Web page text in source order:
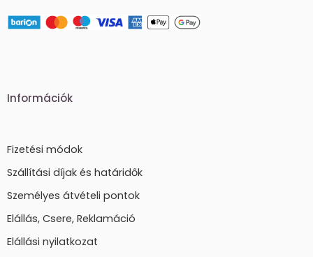
Információk
Fizetési módok
Szállítási díjak és határidők
Személyes átvételi pontok
Elállás, Csere, Reklamáció
Elállási nyilatkozat